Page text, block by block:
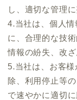
し、適切な管理に
4.当社は、個人
に、合理的な技
情報の紛失、改
5.当社は、お客
除、利用停止等
で速やかに適切に